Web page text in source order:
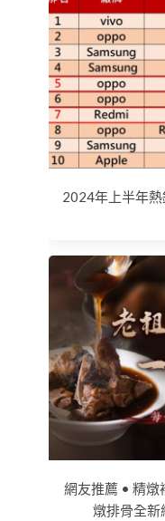
2024年上半年
網友推薦 • 精燉
燉排骨全新